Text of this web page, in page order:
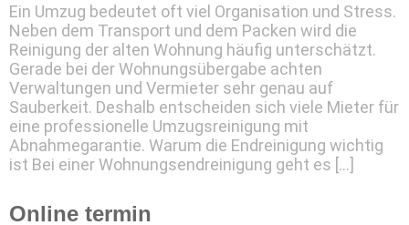
Ein Umzug bedeutet oft viel Organisation und Stress.
Neben dem Transport und dem Packen wird die
Reinigung der alten Wohnung häufig unterschätzt.
Gerade bei der Wohnungsübergabe achten
Verwaltungen und Vermieter sehr genau auf
Sauberkeit. Deshalb entscheiden sich viele Mieter für
eine professionelle Umzugsreinigung mit
Abnahmegarantie. Warum die Endreinigung wichtig
ist Bei einer Wohnungsendreinigung geht es […]
Online termin